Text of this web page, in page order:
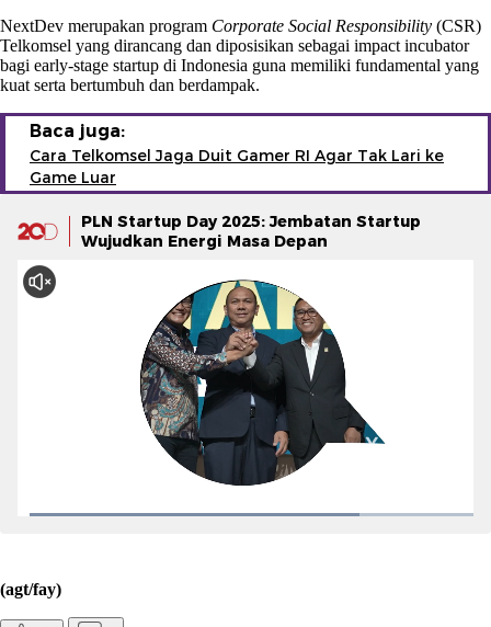
NextDev merupakan program Corporate Social Responsibility (CSR)
Telkomsel yang dirancang dan diposisikan sebagai impact incubator
bagi early-stage startup di Indonesia guna memiliki fundamental yang
kuat serta bertumbuh dan berdampak.
Baca juga:
Cara Telkomsel Jaga Duit Gamer RI Agar Tak Lari ke
Game Luar
PLN Startup Day 2025: Jembatan Startup
Wujudkan Energi Masa Depan
(agt/fay)